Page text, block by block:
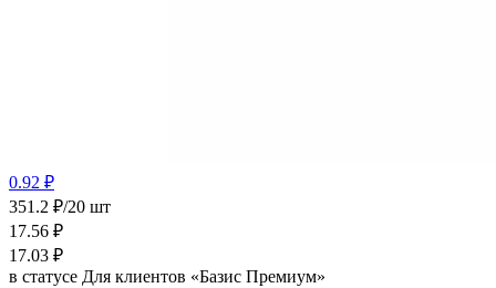
0.92 ₽
351.2 ₽/20 шт
17.56 ₽
17.03 ₽
в статусе Для клиентов «Базис Премиум»